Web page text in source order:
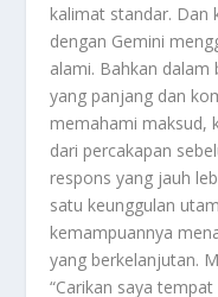
kalimat standar. Dan
dengan Gemini
alami. Bahkan
yang panjang dan
memahami maksud,
dari percakapan
respons yang jauh
satu keunggulan
kemampuannya
yang berkelanjutan.
“Carikan saya